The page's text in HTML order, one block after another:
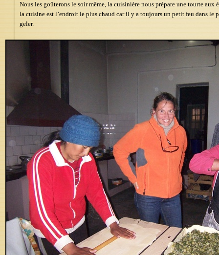
Nous les goûterons le soir même, la cuisinière nous prépare une tourte aux
la cuisine est l’endroit le plus chaud car il y a toujours un petit feu dans le
geler.